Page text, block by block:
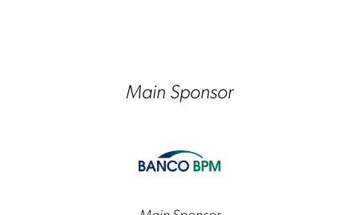
Main Sponsor